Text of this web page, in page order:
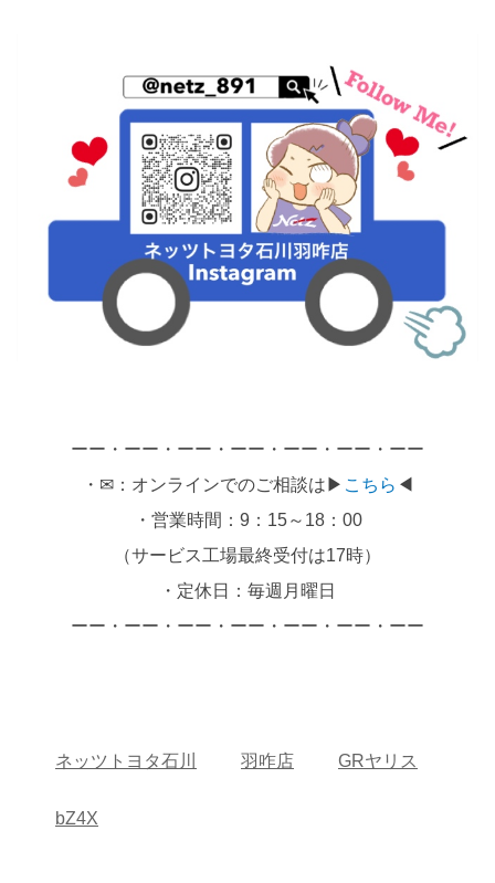
ーー・ーー・ーー・ーー・ーー・ーー・ーー
・✉：オンラインでのご相談は▶ こちら ◀
・営業時間：9：15～18：00
（サービス工場最終受付は17時）
・定休日：毎週月曜日
ーー・ーー・ーー・ーー・ーー・ーー・ーー
ネッツトヨタ石川 羽咋店 GRヤリス
bZ4X